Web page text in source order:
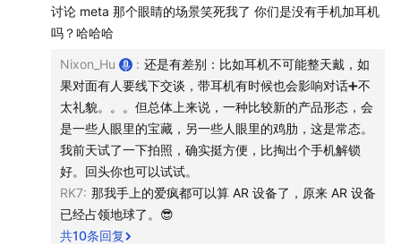
癌疑云/结构化谈谈“健康饮食”
XR 相关：Killer App是“生活本身”
Meta vs Apple/Vision Pro：筹备13年
苹果特权：苹果供应链迷思/苹果广告底层逻辑/苹果零
节目中用到的音乐：来自 monkeyman535 的 90's Rock
Style，地址freesound.org
Berlin Town，地址freesound.org
；基于 CC BY 4.0
DEED 使用
讨论 meta 那个眼睛的场景笑死我了 你们是没有手机加耳机
吗？哈哈哈
Nixon_Hu : 还是有差别：比如耳机不可能整天戴，如
果对面有人要线下交谈，带耳机有时候也会影响对话➕不
太礼貌。。。但总体上来说，一种比较新的产品形态，会
是一些人眼里的宝藏，另一些人眼里的鸡肋，这是常态。
我前天试了一下拍照，确实挺方便，比掏出个手机解锁
好。回头你也可以试试。
RK7: 那我手上的爱疯都可以算 AR 设备了，原来 AR 设备
已经占领地球了。😎
共10条回复